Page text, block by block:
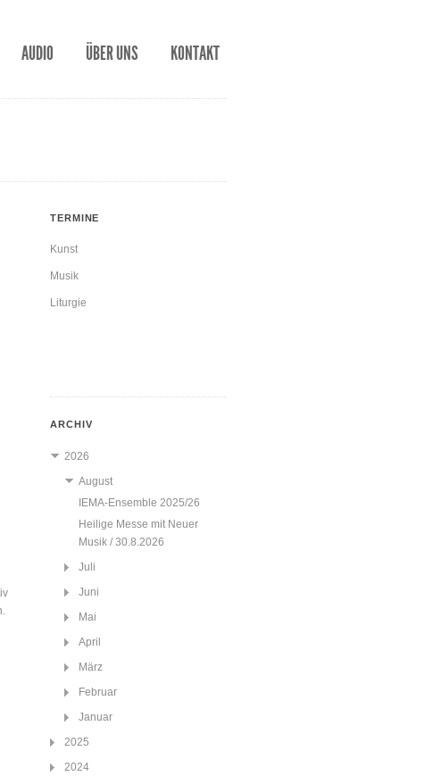
AUDIO ÜBER UNS KONTAKT
TERMINE
Kunst
Musik
Liturgie
ARCHIV
2026
August
IEMA-Ensemble 2025/26
Heilige Messe mit Neuer
Musik / 30.8.2026
Juli
Juni
Mai
April
März
Februar
Januar
2025
2024